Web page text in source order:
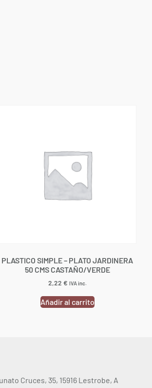
PLASTICO SIMPLE – PLATO JARDINERA
50 CMS CASTAÑO/VERDE
2,22 € IVA inc.
Añadir al carrito
Cruces, 35, 15916 Lestrobe, A